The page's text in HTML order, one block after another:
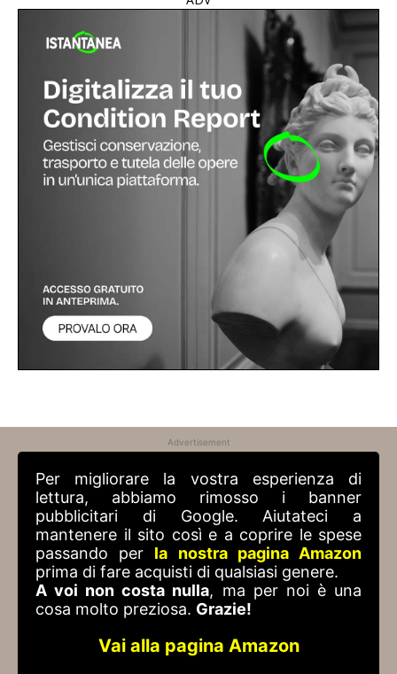
Advertisement
Per migliorare la vostra esperienza di
lettura, abbiamo rimosso i banner
pubblicitari di Google. Aiutateci a
mantenere il sito così e a coprire le spese
passando per la nostra pagina Amazon
prima di fare acquisti di qualsiasi genere.
A voi non costa nulla, ma per noi è una
cosa molto preziosa. Grazie!
Vai alla pagina Amazon